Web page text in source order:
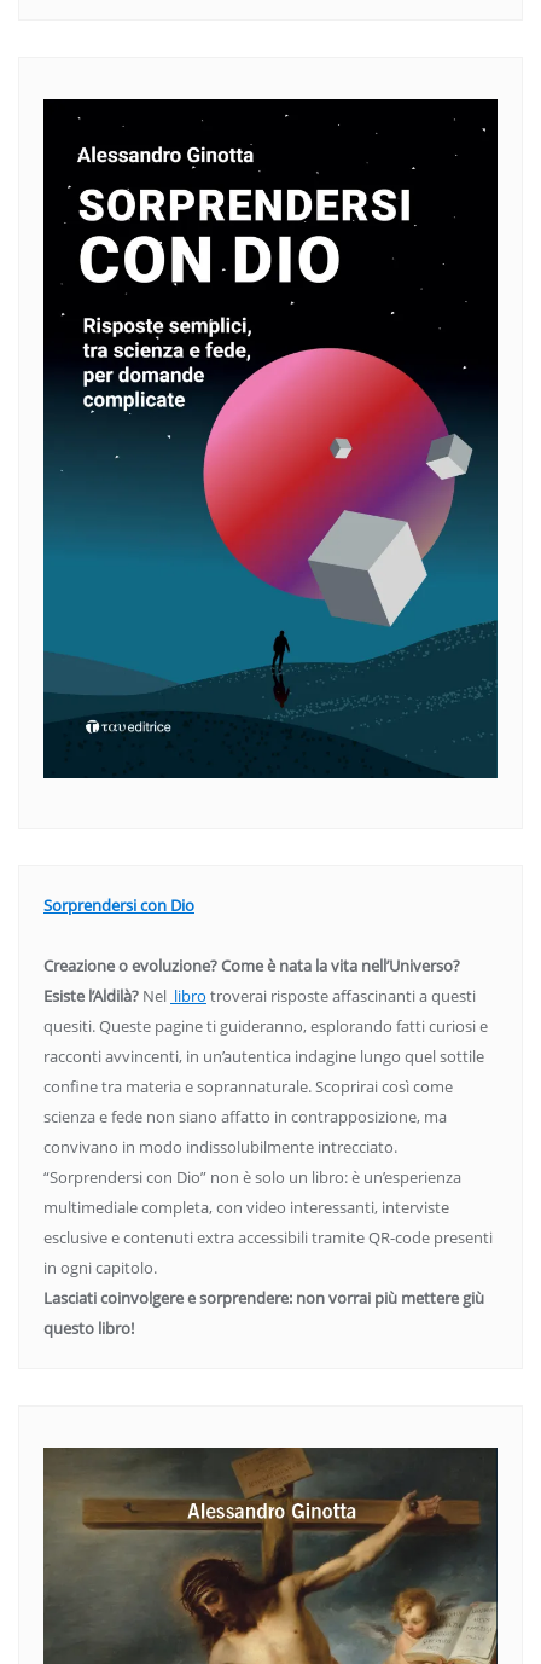
Sorprendersi con Dio
Creazione o evoluzione? Come è nata la vita nell’Universo?
Esiste l’Aldilà? Nel libro troverai risposte affascinanti a questi
quesiti. Queste pagine ti guideranno, esplorando fatti curiosi e
racconti avvincenti, in un’autentica indagine lungo quel sottile
confine tra materia e soprannaturale. Scoprirai così come
scienza e fede non siano affatto in contrapposizione, ma
convivano in modo indissolubilmente intrecciato.
“Sorprendersi con Dio” non è solo un libro: è un’esperienza
multimediale completa, con video interessanti, interviste
esclusive e contenuti extra accessibili tramite QR-code presenti
in ogni capitolo.
Lasciati coinvolgere e sorprendere: non vorrai più mettere giù
questo libro!